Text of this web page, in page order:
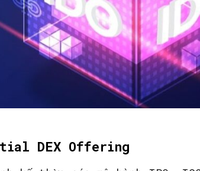
DEX Offering